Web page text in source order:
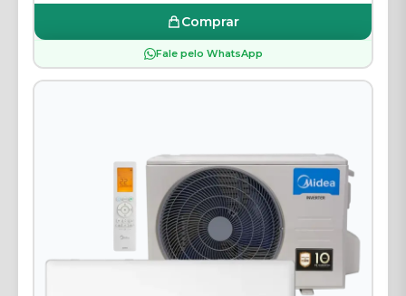
Comprar
Fale pelo WhatsApp